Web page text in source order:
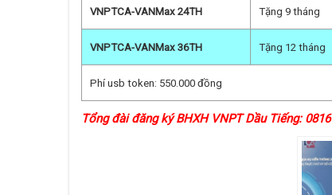
VNPTCA-VANMax 24TH Tặng 9 tháng
VNPTCA-VANMax 36TH Tặng 12 tháng
Phí usb token: 550.000 đồng
Tổng đài đăng ký BHXH VNPT Dầu Tiếng: